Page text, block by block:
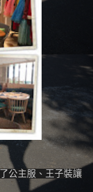
公主服、王子裝讓